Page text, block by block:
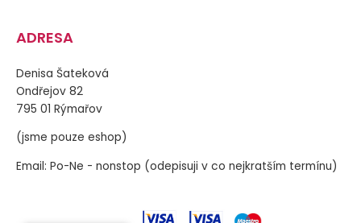
ADRESA
Denisa Šateková
Ondřejov 82
795 01 Rýmařov
(jsme pouze eshop)
Email: Po-Ne - nonstop (odepisuji v co nejkratším termínu)